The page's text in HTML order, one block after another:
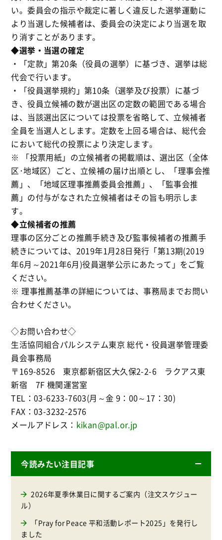
い。委員会の指示や裁定に著しく違反した選挙運動に
より当選した候補者は、委員会の決定により当選を取
り消すことがあります。
◆選挙・当選の確定
・「定款」第20条（役員の選挙）に基づき、選挙は総
代会で行います。
・「役員選挙規約」第10条（選挙及び投票）に基づ
き、役員立候補の数が選出区の定数の範囲である場合
は、当該選出区については投票を省略して、立候補者
全員を当選人とします。定数を上回る場合は、総代会
において総代の投票により決定します。
※ 「投票用紙」の立候補者の掲載順は、選出区（全体
区･地域区）ごと、立候補の届け出順とし、「理事会推
薦」、「地域区理事推薦委員会推薦」、「監事会推
薦」の付与がなされた立候補者はその旨も明示しま
す。
◆立候補者の推薦
理事の区分ごとの推薦手続き及び監事候補者の推薦手
続きについては、2019年1月28日発行「第13期(2019
年6月～2021年6月)役員選挙公示にあたって」をご覧
ください。
※ 理事推薦基準の詳細については、事務局までお問い
合わせください。
◇お問い合わせ◇
生活協同組合パルシステム東京 総代・役員選挙管理委
員会事務局
〒169-8526 東京都新宿区大久保2-2-6 ラクアス東
新宿 7F 機関運営室
TEL：03-6233-7603(月～金 9：00～17：30)
FAX：03-3232-2576
メールアドレス： kikan@pal.or.jp
今読みたい注目記事
2026年夏季休業日に関するご案内（注文スケジュー
ル）
「Pray for Peace 平和活動レポート2025」を発行し
ました